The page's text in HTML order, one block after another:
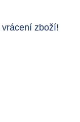
zboží!